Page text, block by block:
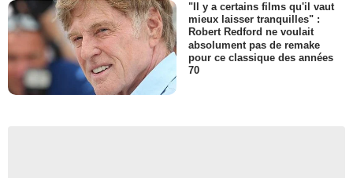
"Il y a certains films qu'il vaut
mieux laisser tranquilles" :
Robert Redford ne voulait
absolument pas de remake
pour ce classique des années
70